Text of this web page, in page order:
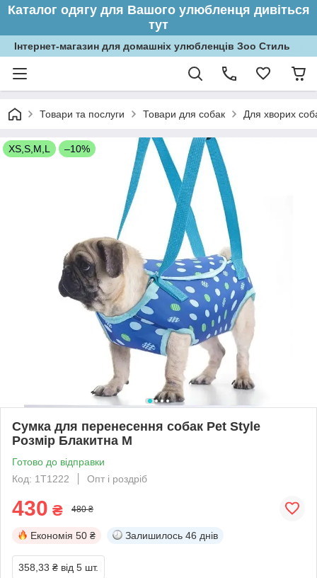
Каталог одягу для Вашого улюбленця дивіться
тут
Інтернет-магазин для домашніх улюбленців Зоо Стиль
Товари та послуги Товари для собак Для хворих
XS,S,M,L –10%
Сумка для перенесення собак Pet Style
Розмір Блакитна M
Готово до відправки
Код: 1T1222
Опт і роздріб
430 ₴ 480 ₴
Економія 50 ₴ Залишилось 46 днів
358,33 ₴ від 5 шт.